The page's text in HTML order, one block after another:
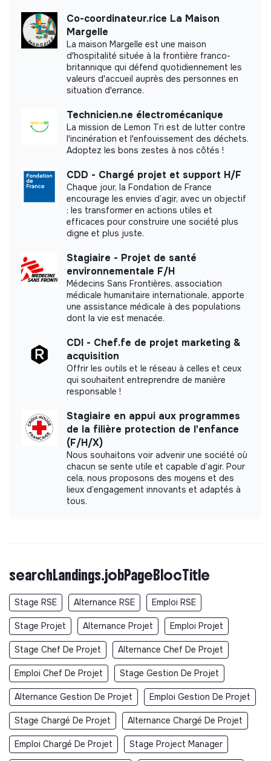
impact measurement.
Labels and certifications
labels or certifications that it was able to obtain.
Internal practices and policies
Employee Representation Committees
Professional Training and Development
Value sharing
Participatory Retirement Savings Plans
Diversity & inclusion
Premises Accessibility
Diversity Assessment and Reporting
Salary Equity
Intercultural Awareness Training
Non-Discrimination Policies
Inclusive Recruitment
Governance principles
Documents
Did not yet add a transparency document.
Co-coordinateur.rice La Maison
Margelle
La maison Margelle est une maison
d'hospitalité située à la frontière franco-
britannique qui défend quotidiennement les
valeurs d'accueil auprès des personnes en
situation d'errance.
Technicien.ne électromécanique
La mission de Lemon Tri est de lutter contre
l'incinération et l'enfouissement des déchets.
Adoptez les bons zestes à nos côtés !
CDD - Chargé projet et support H/F
Chaque jour, la Fondation de France
encourage les envies d’agir, avec un objectif
: les transformer en actions utiles et
efficaces pour construire une société plus
digne et plus juste.
Stagiaire - Projet de santé
environnementale F/H
Médecins Sans Frontières, association
médicale humanitaire internationale, apporte
une assistance médicale à des populations
dont la vie est menacée.
CDI - Chef.fe de projet marketing &
acquisition
Offrir les outils et le réseau à celles et ceux
qui souhaitent entreprendre de manière
responsable !
Stagiaire en appui aux programmes
de la filière protection de l'enfance
(F/H/X)
Nous souhaitons voir advenir une société où
chacun se sente utile et capable d’agir. Pour
cela, nous proposons des moyens et des
lieux d’engagement innovants et adaptés à
tous.
searchLandings.jobPageBlocTitle
Stage RSE Alternance RSE Emploi RSE
Stage Projet Alternance Projet Emploi Projet
Stage Chef De Projet Alternance Chef De Projet
Emploi Chef De Projet Stage Gestion De Projet
Alternance Gestion De Projet Emploi Gestion De Projet
Stage Chargé De Projet Alternance Chargé De Projet
Emploi Chargé De Projet Stage Project Manager